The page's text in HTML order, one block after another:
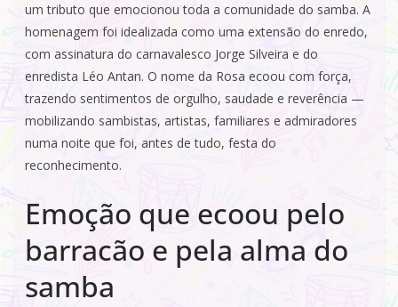
um tributo que emocionou toda a comunidade do samba. A
homenagem foi idealizada como uma extensão do enredo,
com assinatura do carnavalesco Jorge Silveira e do
enredista Léo Antan. O nome da Rosa ecoou com força,
trazendo sentimentos de orgulho, saudade e reverência —
mobilizando sambistas, artistas, familiares e admiradores
numa noite que foi, antes de tudo, festa do
reconhecimento.
Emoção que ecoou pelo
barracão e pela alma do
samba